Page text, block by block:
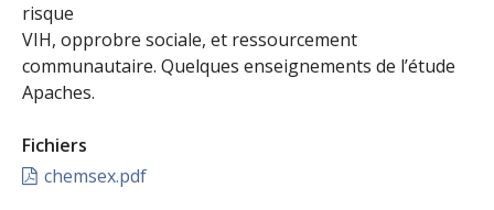
risque
VIH, opprobre sociale, et ressourcement
communautaire. Quelques enseignements de l’étude
Apaches.
Fichiers
chemsex.pdf